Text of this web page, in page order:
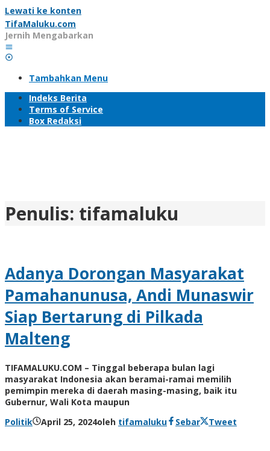
Lewati ke konten
TifaMaluku.com
Jernih Mengabarkan
Tambahkan Menu
Indeks Berita
Terms of Service
Box Redaksi
Penulis: tifamaluku
Adanya Dorongan Masyarakat
Pamahanunusa, Andi Munaswir
Siap Bertarung di Pilkada
Malteng
TIFAMALUKU.COM – Tinggal beberapa bulan lagi
masyarakat Indonesia akan beramai-ramai memilih
pemimpin mereka di daerah masing-masing, baik itu
Gubernur, Wali Kota maupun
Politik
April 25, 2024oleh tifamaluku Sebar Tweet